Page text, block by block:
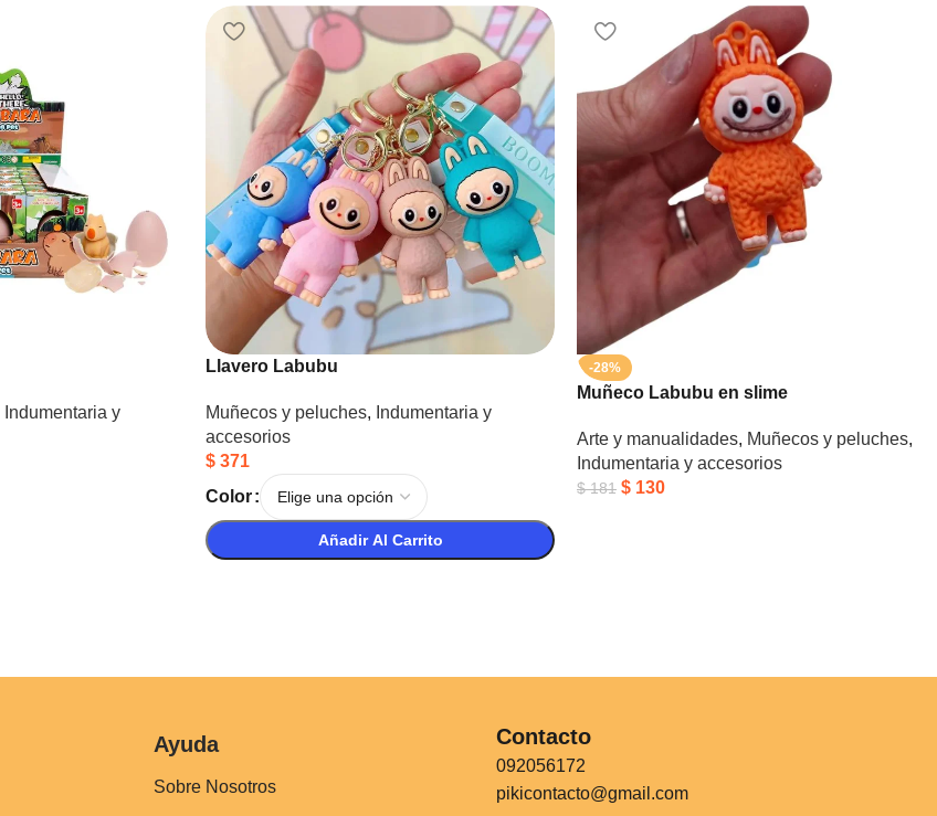
Indumentaria y
Llavero Labubu
Muñecos y peluches, Indumentaria y
accesorios
$ 371
Color
Añadir Al Carrito
-28%
Muñeco Labubu en slime
Arte y manualidades, Muñecos y peluches,
Indumentaria y accesorios
$181 $ 130
Ayuda
Sobre Nosotros
Contacto
092056172
pikicontacto@gmail.com